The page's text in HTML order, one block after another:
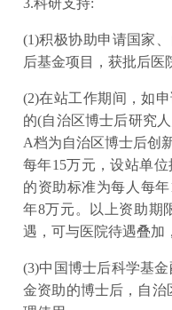
3.科研支持:
(1)积极协助申请国家
后基金项目，获批后医
(2)在站工作期间，如
的(自治区博士后研究
A档为自治区博士后创
每年15万元，设站单
的资助标准为每人每
年8万元。以上资助期
遇，可与医院待遇叠加
(3)中国博士后科学基
金资助的博士后，自治